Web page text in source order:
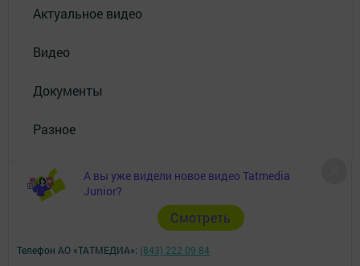
Актуальное видео
Видео
Документы
Разное
А вы уже видели новое видео Tatmedia
Junior?
Cмотреть
Телефон АО «ТАТМЕДИА»: (843) 222 09 84